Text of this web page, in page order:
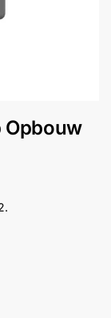
Opbouw